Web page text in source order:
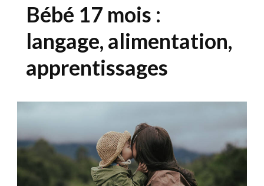
Bébé 17 mois :
langage, alimentation,
apprentissages